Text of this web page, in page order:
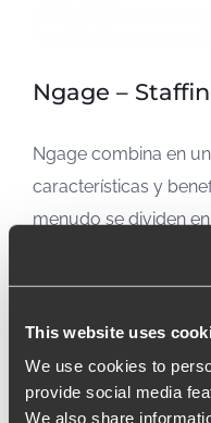
This website uses
We use cookies to
provide social media
We also share
Ngage –
Ngage combina en
características y
menudo se dividen
personal, CRM para
administrativo para
SABER MÁS